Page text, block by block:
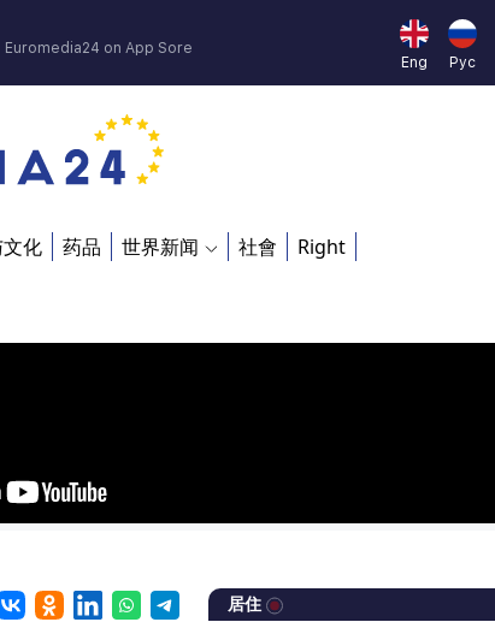
Euromedia24 on App Sore
Eng
Рус
化 药品 世界新闻 社會 Right
居住